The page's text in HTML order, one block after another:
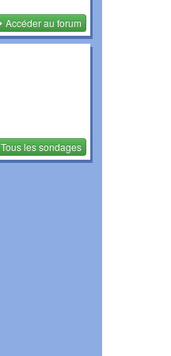
Accéder au forum
Tous les sondages